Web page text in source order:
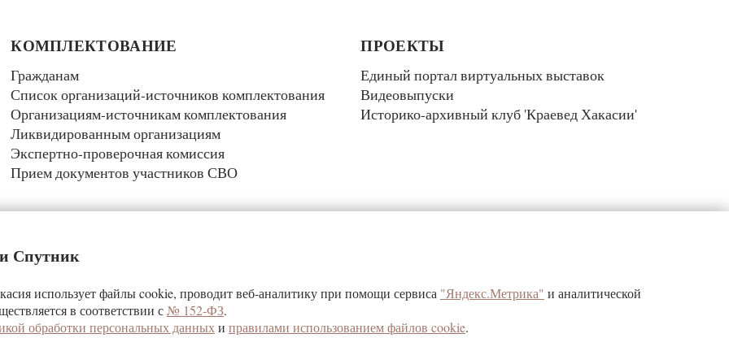
КОМПЛЕКТОВАНИЕ
Гражданам
Список организаций-источников комплектования
Организациям-источникам комплектования
Ликвидированным организациям
Экспертно-проверочная комиссия
Прием документов участников СВО
ПРОЕКТЫ
Единый портал виртуальных выставок
Видеовыпуски
Историко-архивный клуб 'Краевед Хакасии'
Хакасия КОНТАКТЫ
Республика Хакасия, 655017
Спутник
использует файлы cookie, проводит веб-аналитику при помощи сервиса "Яндекс.Метрика" и аналитической
в соответствии с№ 152-ФЗ.
обработки персональных данныхи правилами использованием файлов cookie.